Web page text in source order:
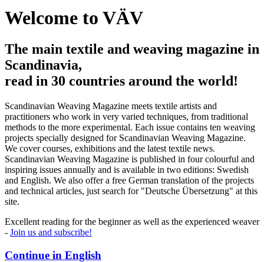
Welcome to VÄV
The main textile and weaving magazine in
Scandinavia,
read in 30 countries around the world!
Scandinavian Weaving Magazine meets textile artists and
practitioners who work in very varied techniques, from traditional
methods to the more experimental. Each issue contains ten weaving
projects specially designed for Scandinavian Weaving Magazine.
We cover courses, exhibitions and the latest textile news.
Scandinavian Weaving Magazine is published in four colourful and
inspiring issues annually and is available in two editions: Swedish
and English. We also offer a free German translation of the projects
and technical articles, just search for "Deutsche Übersetzung" at this
site.
Excellent reading for the beginner as well as the experienced weaver
- Join us and subscribe!
Continue in English